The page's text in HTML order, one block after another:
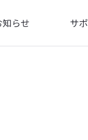
知らせ
全体
サ